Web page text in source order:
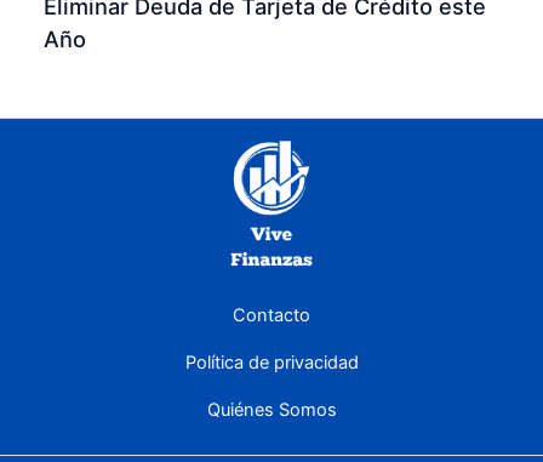
Eliminar Deuda de Tarjeta de Crédito este
Año
Contacto
Política de privacidad
Quiénes Somos